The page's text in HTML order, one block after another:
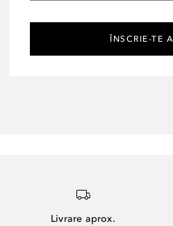
ÎNSCRIE-TE
Livrare aprox.